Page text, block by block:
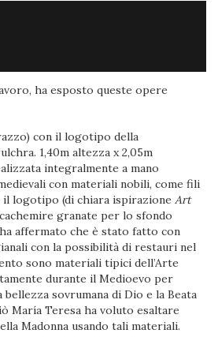
ha esposto queste opere
con il logotipo della
1,40m altezza x 2,05m
integralmente a mano
con materiali nobili, come fili
il logotipo (di chiara ispirazioneArt
granate per lo sfondo
ha affermato che è stato fatto con
con la possibilità di restauri nel
sono materiali tipici dell’Arte
durante il Medioevo per
sovrumana di Dio e la Beata
María Teresa ha voluto esaltare
Madonna usando tali materiali.